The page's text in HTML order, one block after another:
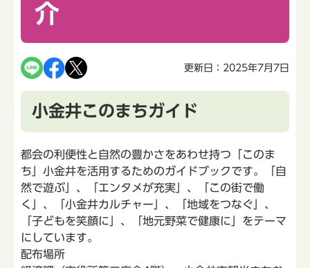
介
更新日：2025年7月7日
小金井このまちガイド
都会の利便性と自然の豊かさをあわせ持つ「このま
ち」小金井を活用するためのガイドブックです。「自
然で遊ぶ」、「エンタメが充実」、「この街で働
く」、「小金井カルチャー」、「地域をつなぐ」、
「子どもを笑顔に」、「地元野菜で健康に」をテーマ
にしています。
配布場所